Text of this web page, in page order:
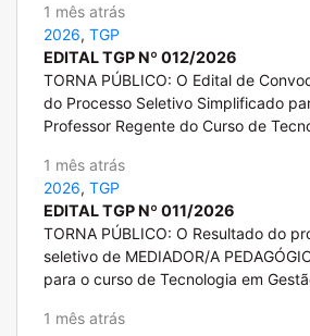
Especialização em Educação Física
a ter início no segundo período letivo
2026. <br> <a
href="https://sites.uel.br/nead/wp-
content/uploads/2026/07/Anexo-
aluno_Como-anexar-documentos-
1.docx">ANEXO</a>
1 mês atrás
2026, TGP
EDITAL TGP Nº 012/2026
TORNA PÚBLICO: O Edital de
do Processo Seletivo Simplificado
Professor Regente do Curso de
nº 002, 007 e 010/2026. <br> <a
href="https://sites.uel.br/nead/wp-
content/uploads/2026/06/Anexo-
aceite-e-
1</a>
1 mês atrás
2026, TGP
EDITAL TGP Nº 011/2026
TORNA PÚBLICO: O Resultado do
seletivo de MEDIADOR/A
para o curso de Tecnologia em
Londrina, da Universidade Estadual de
1 mês atrás